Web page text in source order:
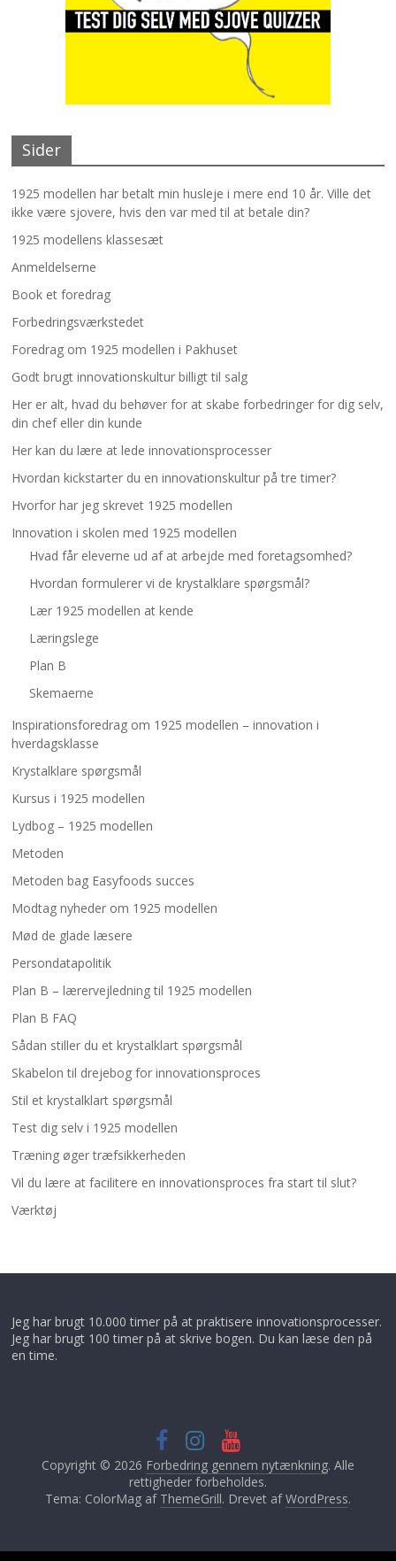
Sider
1925 modellen har betalt min husleje i mere end 10 år. Ville det
ikke være sjovere, hvis den var med til at betale din?
1925 modellens klassesæt
Anmeldelserne
Book et foredrag
Forbedringsværkstedet
Foredrag om 1925 modellen i Pakhuset
Godt brugt innovationskultur billigt til salg
Her er alt, hvad du behøver for at skabe forbedringer for dig selv,
din chef eller din kunde
Her kan du lære at lede innovationsprocesser
Hvordan kickstarter du en innovationskultur på tre timer?
Hvorfor har jeg skrevet 1925 modellen
Innovation i skolen med 1925 modellen
Hvad får eleverne ud af at arbejde med foretagsomhed?
Hvordan formulerer vi de krystalklare spørgsmål?
Lær 1925 modellen at kende
Læringslege
Plan B
Skemaerne
Inspirationsforedrag om 1925 modellen – innovation i
hverdagsklasse
Krystalklare spørgsmål
Kursus i 1925 modellen
Lydbog – 1925 modellen
Metoden
Metoden bag Easyfoods succes
Modtag nyheder om 1925 modellen
Mød de glade læsere
Persondatapolitik
Plan B – lærervejledning til 1925 modellen
Plan B FAQ
Sådan stiller du et krystalklart spørgsmål
Skabelon til drejebog for innovationsproces
Stil et krystalklart spørgsmål
Test dig selv i 1925 modellen
Træning øger træfsikkerheden
Vil du lære at facilitere en innovationsproces fra start til slut?
Værktøj
Jeg har brugt 10.000 timer på at praktisere innovationsprocesser.
Jeg har brugt 100 timer på at skrive bogen. Du kan læse den på
en time.
Copyright © 2026 Forbedring gennem nytænkning. Alle
rettigheder forbeholdes.
Tema: ColorMag af ThemeGrill. Drevet afWordPress.